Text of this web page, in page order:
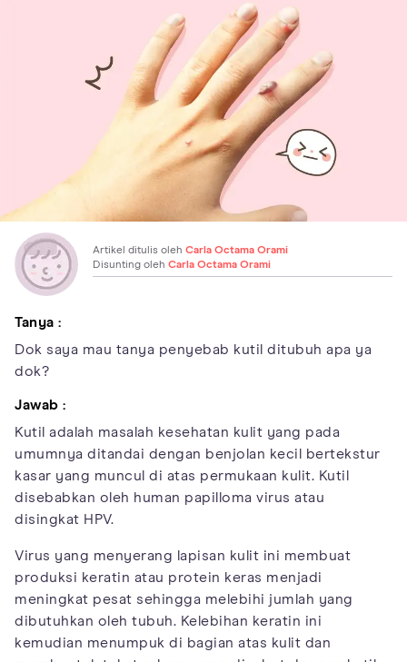
Artikel ditulis oleh Carla Octama Orami
Disunting oleh Carla Octama Orami
Tanya :
Dok saya mau tanya penyebab kutil ditubuh apa ya
dok?
Jawab :
Kutil adalah masalah kesehatan kulit yang pada
umumnya ditandai dengan benjolan kecil bertekstur
kasar yang muncul di atas permukaan kulit. Kutil
disebabkan oleh human papilloma virus atau
disingkat HPV.
Virus yang menyerang lapisan kulit ini membuat
produksi keratin atau protein keras menjadi
meningkat pesat sehingga melebihi jumlah yang
dibutuhkan oleh tubuh. Kelebihan keratin ini
kemudian menumpuk di bagian atas kulit dan